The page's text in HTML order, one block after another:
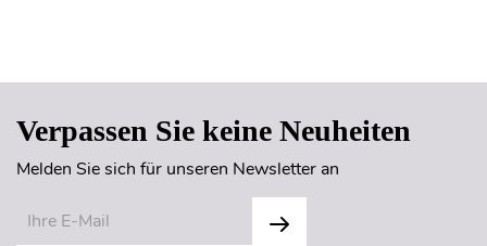
Verpassen Sie keine Neuheiten
Melden Sie sich für unseren Newsletter an